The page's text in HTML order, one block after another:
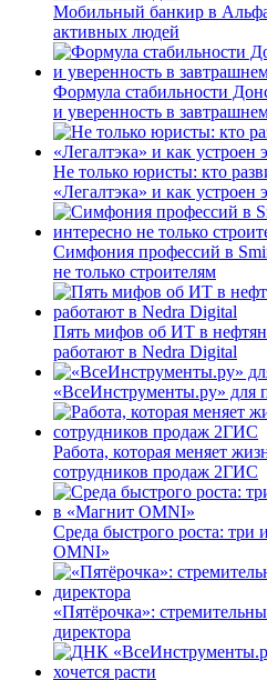
Мобильный банкир в
активных людей
Формула стабильности
и уверенность в
Не только юристы: кто
«Легалтэка» и как устроен
Симфония профессий в
не только строителям
Пять мифов об ИТ в
работают в Nedra Digital
«ВсеИнструменты.ру» для
Работа, которая меняет
сотрудников продаж 2ГИС
Среда быстрого роста: три
OMNI»
«Пятёрочка»:
директора